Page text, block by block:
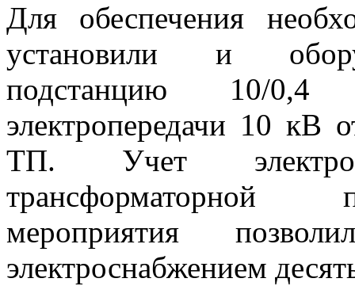
Для обеспечения
установили и
подстанцию 10/
электропередачи 10
ТП. Учет
трансформаторной
мероприятия
электроснабжением